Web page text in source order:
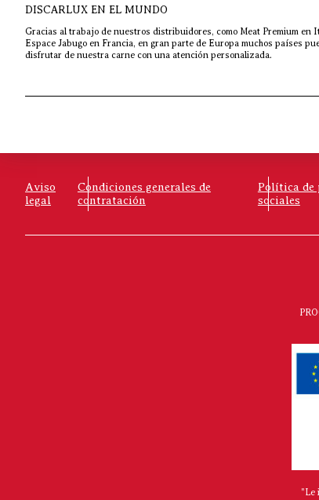
DISCARLUX EN EL MUNDO
Gracias al trabajo de nuestros distribuidores, como Meat Premium en
Espace Jabugo en Francia, en gran parte de Europa muchos países
disfrutar de nuestra carne con una atención personalizada.
Aviso
legal
Condiciones generales de
contratación
Política de
sociales
"Le